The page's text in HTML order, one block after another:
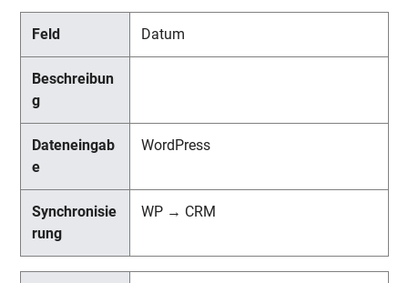
Datum
WordPress
WP → CRM